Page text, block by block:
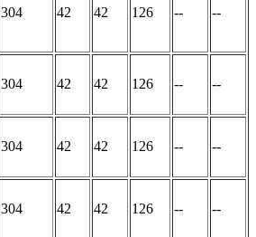
304 42 42 126 -- --
304 42 42 126 -- --
304 42 42 126 -- --
304 42 42 126 -- --